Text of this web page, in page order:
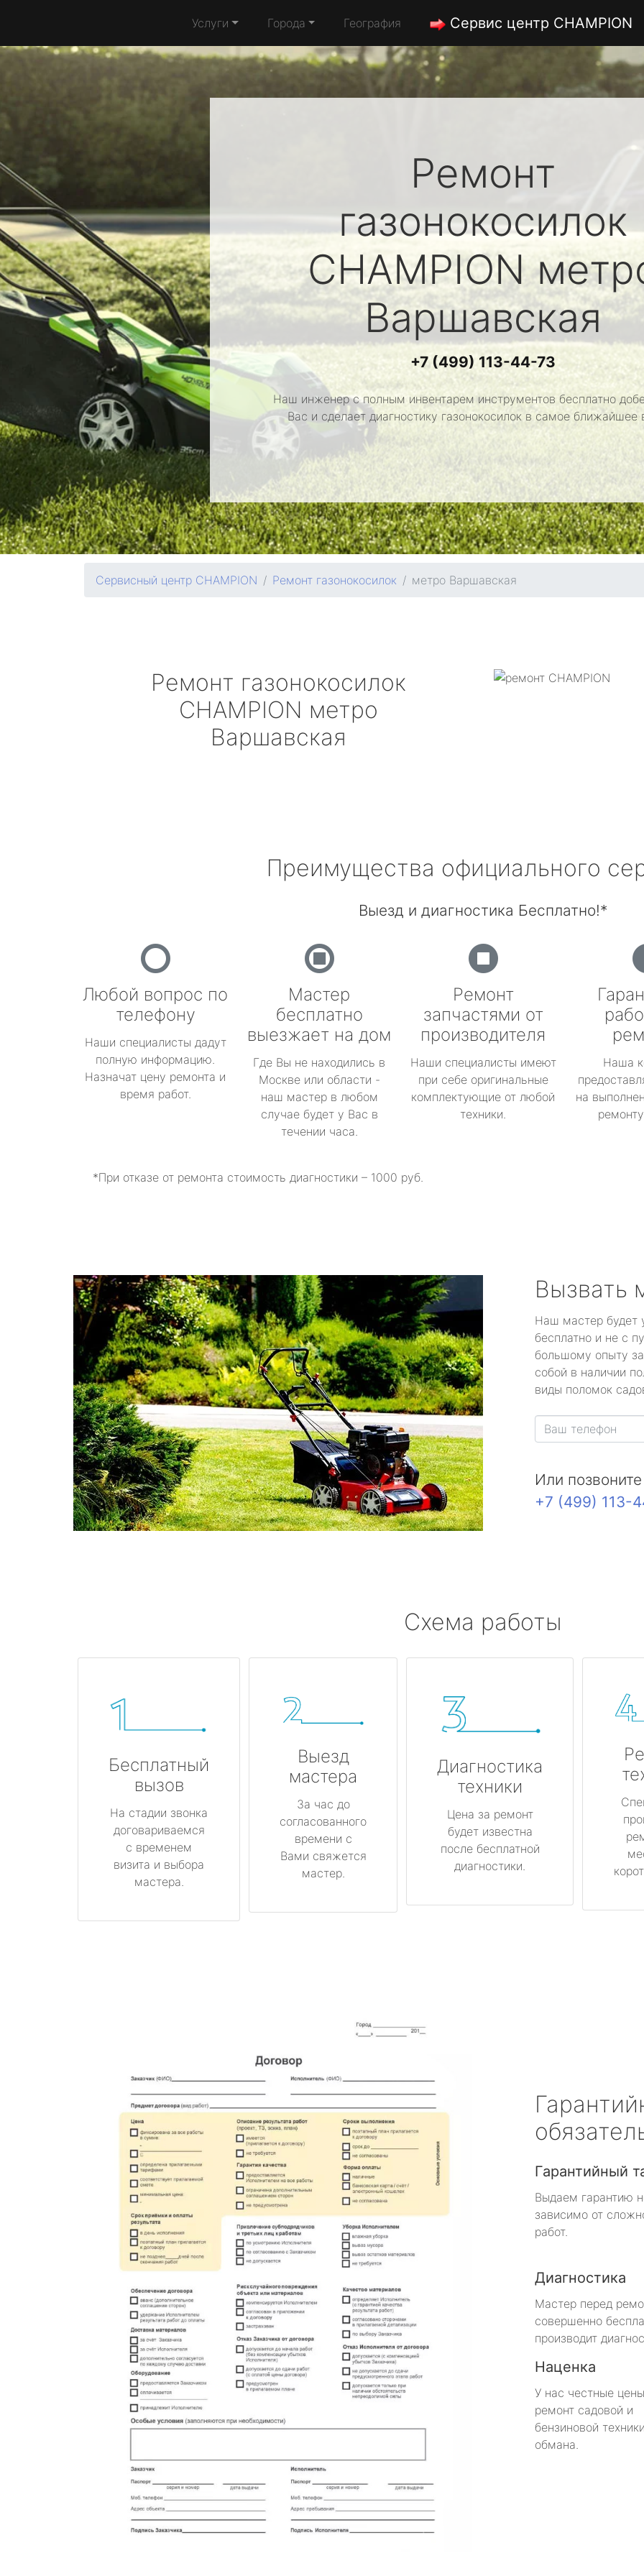
Услуги Города География Сервис центр CHAMPION
Ремонт
газонокосилок
CHAMPION
Варшавская
+7 (499) 113-44-73
Наш инженер с полным инвентарем инструментов бесплатно
Вас и сделает диагностику газонокосилок в самое ближайшее
Сервисный центр CHAMPION Ремонт газонокосилок метро Варшавская
Ремонт газонокосилок
CHAMPION метро
Варшавская
Преимущества официального
Выезд и диагностика Бесплатно!*
Любой вопрос по
телефону
Наши специалисты дадут
полную информацию.
Назначат цену ремонта и
время работ.
Мастер
бесплатно
выезжает на дом
Где Вы не находились в
Москве или области -
наш мастер в любом
случае будет у Вас в
течении часа.
Ремонт
запчастями от
производителя
Наши специалисты имеют
при себе оригинальные
комплектующие от любой
техники.
Наша
на
*При отказе от ремонта стоимость диагностики – 1000 руб.
Вызвать
Наш мастер будет
бесплатно и не с
большому опыту
собой в наличии
виды поломок
Или
+7 (499) 113-
Схема работы
Бесплатный
вызов
На стадии звонка
договариваемся
с временем
визита и выбора
мастера.
Выезд
мастера
За час до
согласованного
времени с
Вами свяжется
мастер.
Диагностика
техники
Цена за ремонт
будет известна
после бесплатной
диагностики.
Гарантийный
Выдаем гарантию
зависимо от
работ.
Диагностика
Мастер перед
совершенно
производит
Наценка
У нас честные
ремонт садовой и
бензиновой
обмана.